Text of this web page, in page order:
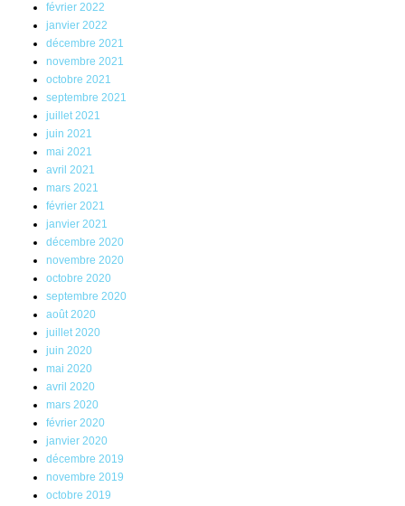
février 2022
janvier 2022
décembre 2021
novembre 2021
octobre 2021
septembre 2021
juillet 2021
juin 2021
mai 2021
avril 2021
mars 2021
février 2021
janvier 2021
décembre 2020
novembre 2020
octobre 2020
septembre 2020
août 2020
juillet 2020
juin 2020
mai 2020
avril 2020
mars 2020
février 2020
janvier 2020
décembre 2019
novembre 2019
octobre 2019